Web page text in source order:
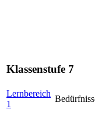
Klassenstufe 7
Lernbereich
1